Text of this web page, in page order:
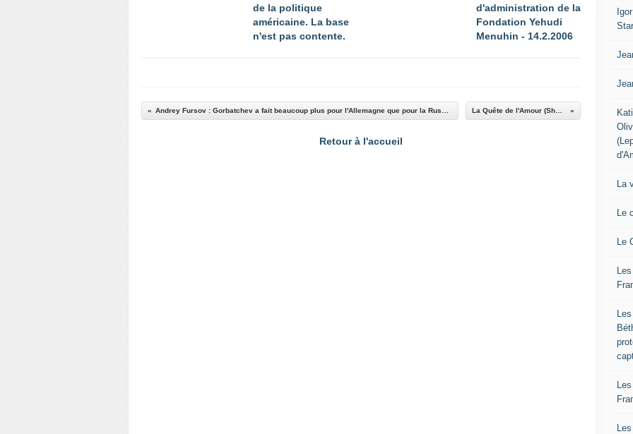
de la politique
américaine. La base
n'est pas contente.
d'administration de la
Fondation Yehudi
Menuhin - 14.2.2006
Retour à l'accueil
La
Le
Le